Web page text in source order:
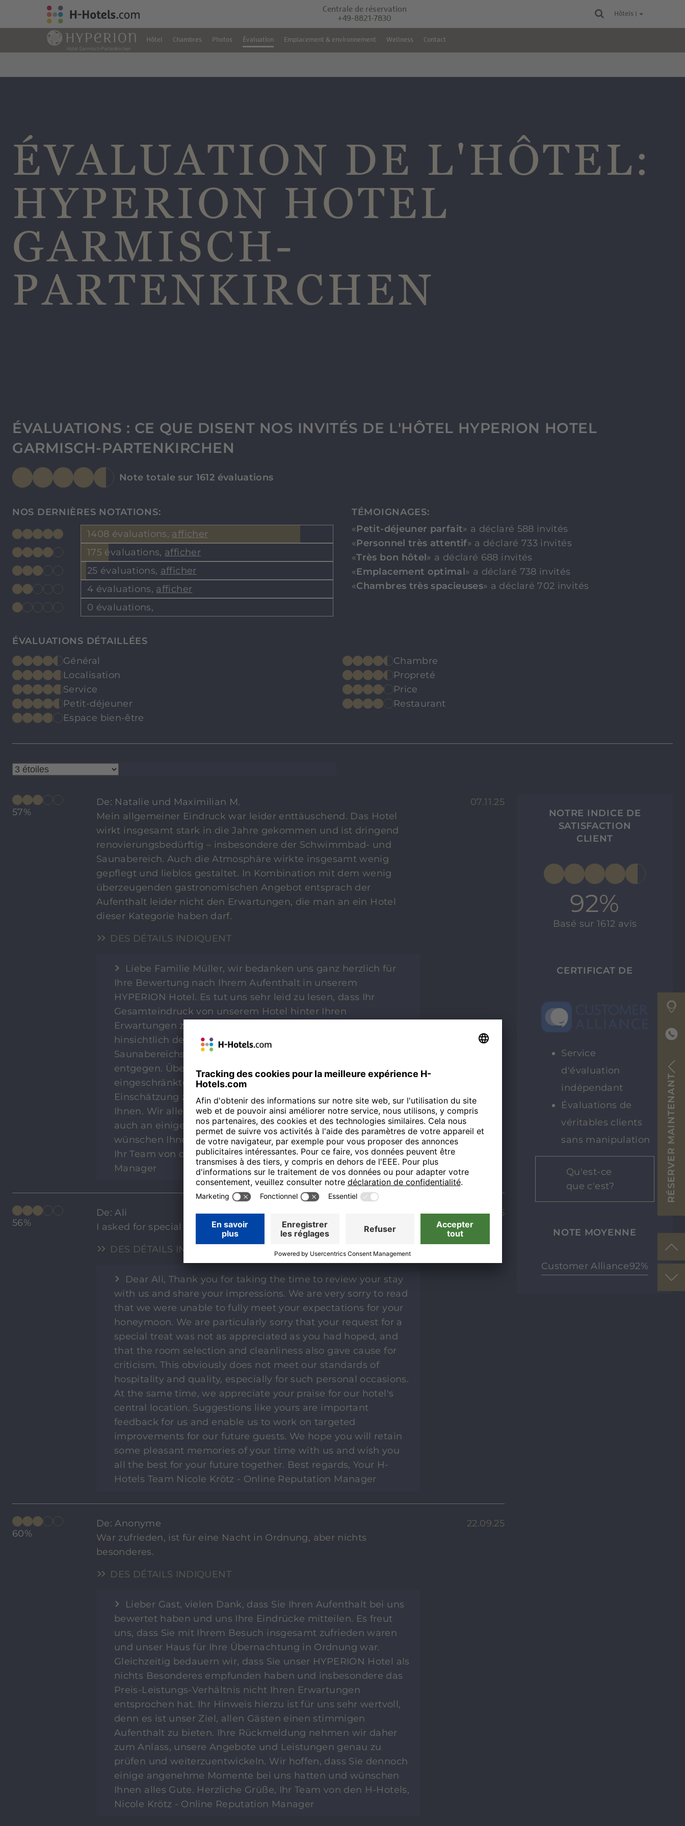
Centrale de réservation
+49-8821-7830
Hôtels |
Hôtel Chambres Photos Évaluation Emplacement & environnement Wellness Contact
RÉSERVER MAINTENANT
ÉVALUATION DE L'HÔTEL:
HYPERION HOTEL
GARMISCH-
PARTENKIRCHEN
ÉVALUATIONS : CE QUE DISENT NOS INVITÉS DE L'HÔTEL HYPERION HOTEL
GARMISCH-PARTENKIRCHEN
Note totale sur 1612 évaluations
NOS DERNIÈRES NOTATIONS:
1408 évaluations, afficher
175 évaluations, afficher
25 évaluations, afficher
4 évaluations, afficher
0 évaluations,
TÉMOIGNAGES:
«Petit-déjeuner parfait» a déclaré 588 invités
«Personnel très attentif» a déclaré 733 invités
«Très bon hôtel» a déclaré 688 invités
«Emplacement optimal» a déclaré 738 invités
«Chambres très spacieuses» a déclaré 702 invités
ÉVALUATIONS DÉTAILLÉES
Général
Chambre
Localisation
Propreté
Service
Price
Petit-déjeuner
Restaurant
Espace bien-être
57%
De: Natalie und Maximilian M.
Mein allgemeiner Eindruck war leider enttäuschend. Das Hotel
wirkt insgesamt stark in die Jahre gekommen und ist dringend
renovierungsbedürftig – insbesondere der Schwimmbad- und
Saunabereich. Auch die Atmosphäre wirkte insgesamt wenig
gepflegt und lieblos gestaltet. In Kombination mit dem wenig
überzeugenden gastronomischen Angebot entsprach der
Aufenthalt leider nicht den Erwartungen, die man an ein Hotel
dieser Kategorie haben darf.
DES DÉTAILS INDIQUENT
Liebe Familie Müller, wir bedanken uns ganz herzlich für
Ihre Bewertung nach Ihrem Aufenthalt in unserem
HYPERION Hotel. Es tut uns sehr leid zu lesen, dass Ihr
Gesamteindruck von unserem Hotel hinter Ihren
Erwartungen zurückgeblieben ist. Besonders die Kritik
hinsichtlich des renovierungsbedürftigen Schwimmbad- und
Saunabereichs sowie der Atmosphäre nehmen wir dankend
entgegen. Über die Hinweise zur zentralen Lage, die aber mit
eingeschränkten Parkmöglichkeiten verbunden ist, und Ihre
Einschätzung zum Preis-Leistungs-Verhältnis danken wir
Ihnen. Wir alle hoffen, Sie erinnern sich trotz Ihrer Eindrücke
auch an einige angenehme Aspekte Ihres Besuchs und
wünschen Ihnen alles Gute für die Zukunft. Herzliche Grüße,
Ihr Team von den H-Hotels, Nicole Krötz - Online Reputation
Manager
07.11.25
56%
De: Ali
I asked for special request for our honey moon.
DES DÉTAILS INDIQUENT
Dear Ali, Thank you for taking the time to review your stay
with us and share your impressions. We are very sorry to read
that we were unable to fully meet your expectations for your
honeymoon. We are particularly sorry that your request for a
special treat was not as appreciated as you had hoped, and
that the room selection and cleanliness also gave cause for
criticism. This obviously does not meet our standards of
hospitality and quality, especially for such personal occasions.
At the same time, we appreciate your praise for our hotel's
central location. Suggestions like yours are important
feedback for us and enable us to work on targeted
improvements for our future guests. We hope you will retain
some pleasant memories of your time with us and wish you
all the best for your future together. Best regards, Your H-
Hotels Team Nicole Krötz - Online Reputation Manager
23.10.25
60%
De: Anonyme
War zufrieden, ist für eine Nacht in Ordnung, aber nichts
besonderes.
DES DÉTAILS INDIQUENT
Lieber Gast, vielen Dank, dass Sie Ihren Aufenthalt bei uns
bewertet haben und uns Ihre Eindrücke mitteilen. Es freut
uns, dass Sie mit Ihrem Besuch insgesamt zufrieden waren
und unser Haus für Ihre Übernachtung in Ordnung war.
Gleichzeitig bedauern wir, dass Sie unser HYPERION Hotel als
nichts Besonderes empfunden haben und insbesondere das
Preis-Leistungs-Verhältnis nicht Ihren Erwartungen
entsprochen hat. Ihr Hinweis hierzu ist für uns sehr wertvoll,
denn es ist unser Ziel, allen Gästen einen stimmigen
Aufenthalt zu bieten. Ihre Rückmeldung nehmen wir daher
zum Anlass, unsere Angebote und Leistungen genau zu
prüfen und weiterzuentwickeln. Wir hoffen, dass Sie dennoch
einige angenehme Momente bei uns hatten und wünschen
Ihnen alles Gute. Herzliche Grüße, Ihr Team von den H-Hotels,
Nicole Krötz - Online Reputation Manager
22.09.25
NOTRE INDICE DE
SATISFACTION
CLIENT
92%
Basé sur 1612 avis
CERTIFICAT DE
Service
d'évaluation
indépendant
Évaluations de
véritables clients
sans manipulation
Qu'est-ce
que c'est?
NOTE MOYENNE
Customer Alliance92%